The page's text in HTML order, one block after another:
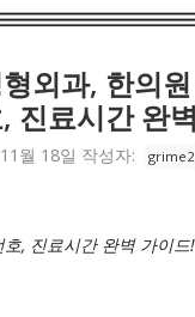
외과, 한의
진료시간 완
월 18일 작성자: grime2
, 진료시간 완벽 가이드!